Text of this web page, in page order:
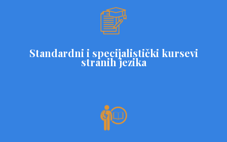
Standardni i specijalistički kursevi
stranih jezika